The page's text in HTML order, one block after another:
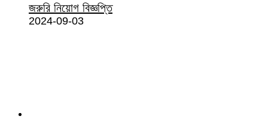
জরুরি নিয়োগ বিজ্ঞপ্তি
2024-09-03